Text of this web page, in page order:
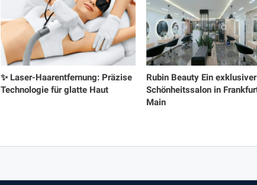
✨ Laser-Haarentfernung: Präzise
Technologie für glatte Haut
Rubin Beauty Ein exklusiver
Schönheitssalon in
Main